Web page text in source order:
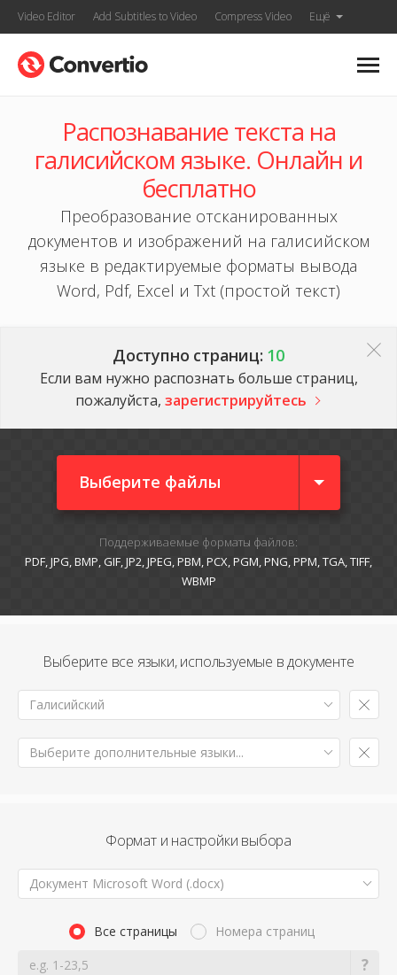
Video Editor Add Subtitles to Video Compress Video Ещё
Распознавание текста на
галисийском языке. Онлайн и
бесплатно
Преобразование отсканированных
документов и изображений на галисийском
языке в редактируемые форматы вывода
Word, Pdf, Excel и Txt (простой текст)
Доступно страниц: 10
Если вам нужно распознать больше страниц,
пожалуйста, зарегистрируйтесь
Выберите файлы
Поддерживаемые форматы файлов:
PDF, JPG, BMP, GIF, JP2, JPEG, PBM, PCX, PGM, PNG, PPM, TGA, TIFF,
WBMP
Выберите все языки, используемые в документе
Галисийский
Выберите дополнительные языки...
Формат и настройки выбора
Документ Microsoft Word (.docx)
Все страницы Номера страниц